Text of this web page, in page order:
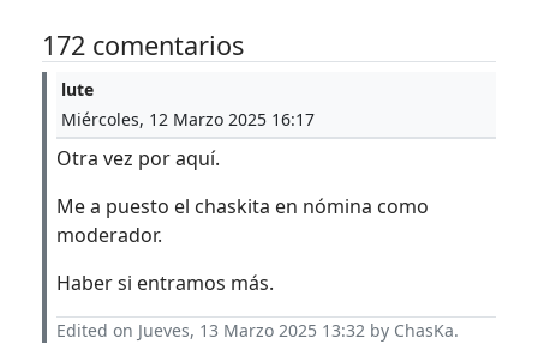
172 comentarios
lute
Miércoles, 12 Marzo 2025 16:17
Otra vez por aquí.
Me a puesto el chaskita en nómina como
moderador.
Haber si entramos más.
Edited on Jueves, 13 Marzo 2025 13:32 by ChasKa.